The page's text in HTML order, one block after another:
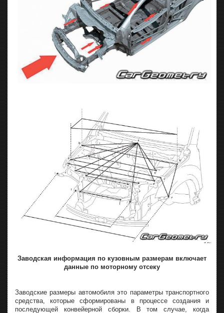
Заводская информация по кузовным размерам включает
данные по моторному отсеку
Заводские размеры автомобиля это параметры транспортного
средства, которые сформированы в процессе создания и
последующей конвейерной сборки. В том случае, когда